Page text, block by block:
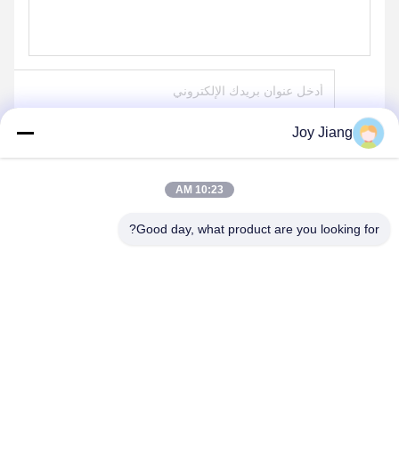
Joy Jiang
10:23 AM
Good day, what product are you looking for?